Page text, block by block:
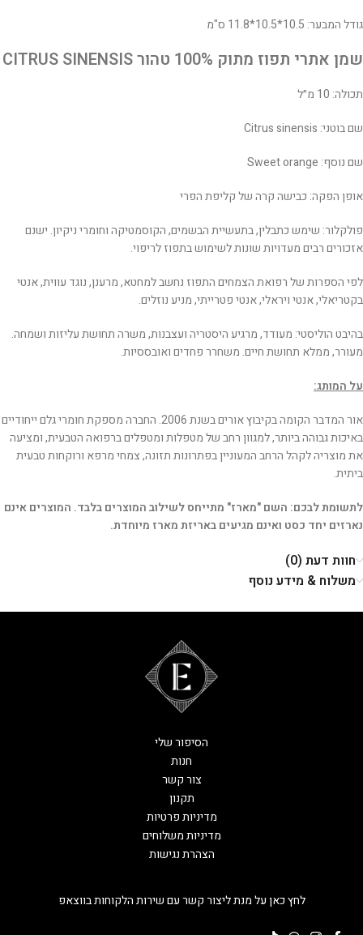
גודל המבער: 10.5*10.5*11.8 ס"מ
שמן אתרי תפוז מתוק 100% טהור CITRUS SINENSIS
תכולה: 10 מ״ל
שם בוטני: Citrus sinensis
שם נוסף: Sweet orange
אופן הפקה: כבישה קרה של קליפת הפרי
פולקלור: שימש כתבלין, בתעשיית הבשמים, הקוסמטיקה וחומרי ניקיון. ישנם
אזכורים רבים מעדויות שונות לשימוש בתפוז לריפוי.
לפי הספרות של רפואת הצמחים התפוז נחשב למחטא, מרענן, נוגד עווית, אנטי
בקטריאלי, אנטי ויראלי, אנטי פטרייתי, מניע נוזלים.
בהיבט הוליסטי: מעודד, מרגיע היסטריה ועצבנות, משרה תחושת עליזות ושמחה.
מעורר, ממלא תחושת חיים. משחרר פחדים ואובססיות.
על המותג:
אור המדבר הקומה בקיבוץ אורים בשנת 2006. החברה מספקת חומרי גלם ייחודיים
באיכות גבוהה ביותר, למגוון רחב של מטפלות ומטפלים ברפואה הטבעית, ומציעה
את מוצריה לקהל הרחב המעוניין בפתרונות תזונה, צמחי מרפא ורוקחות טבעית
ביתית.
לתשומת לבכם: השם "מארז" מתייחס לשילוב המוצרים בלבד. המוצרים אינם
נארזים יחד כסט ואינם מגיעים באריזת מארז מיוחדת.
חוות דעת (0)
משלוח & מידע נוסף
לחץ כאן על מנת ליצור קשר עם שירות הלקוחות בווצאפ
הסיפור שלי
חנות
צור קשר
תקנון
מדיניות פרטיות
מדיניות משלוחים
הצהרת נגישות